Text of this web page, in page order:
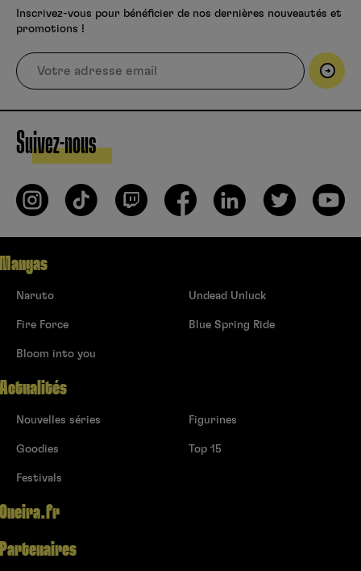
Inscrivez-vous pour bénéficier de nos dernières nouveautés et
promotions !
Suivez-nous
Mangas
Naruto
Fire Force
Bloom into you
Undead Unluck
Blue Spring Ride
Actualités
Nouvelles séries
Goodies
Festivals
Figurines
Top 15
Oneira.fr
Partenaires